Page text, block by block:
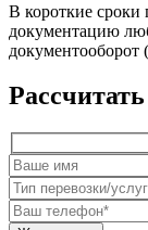
В короткие
документацию